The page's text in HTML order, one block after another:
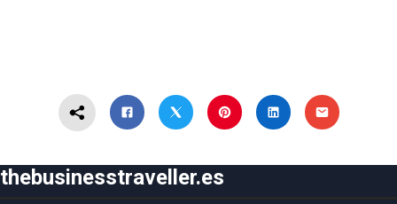
thebusinesstraveller.es